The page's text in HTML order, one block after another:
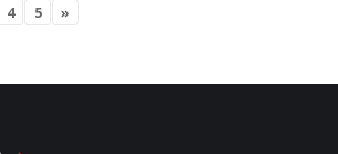
4 5 »